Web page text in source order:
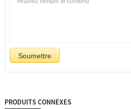
PRODUITS CONNEXES